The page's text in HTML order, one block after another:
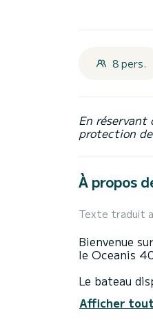
8 pers.
En réservant
protection
À propos
Texte traduit
Bienvenue
le Oceanis
Le bateau
allié pour
Afficher